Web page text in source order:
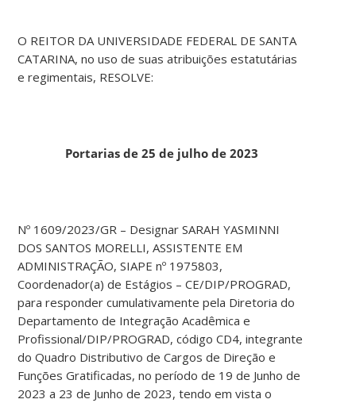
O REITOR DA UNIVERSIDADE FEDERAL DE SANTA
CATARINA, no uso de suas atribuições estatutárias
e regimentais, RESOLVE:
Portarias de 25 de julho de 2023
Nº 1609/2023/GR – Designar SARAH YASMINNI
DOS SANTOS MORELLI, ASSISTENTE EM
ADMINISTRAÇÃO, SIAPE nº 1975803,
Coordenador(a) de Estágios – CE/DIP/PROGRAD,
para responder cumulativamente pela Diretoria do
Departamento de Integração Acadêmica e
Profissional/DIP/PROGRAD, código CD4, integrante
do Quadro Distributivo de Cargos de Direção e
Funções Gratificadas, no período de 19 de Junho de
2023 a 23 de Junho de 2023, tendo em vista o